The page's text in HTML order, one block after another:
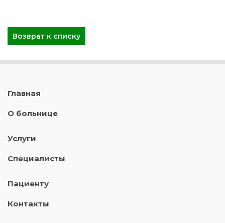
Возврат к списку
Главная
О больнице
Услуги
Специалисты
Пациенту
Контакты